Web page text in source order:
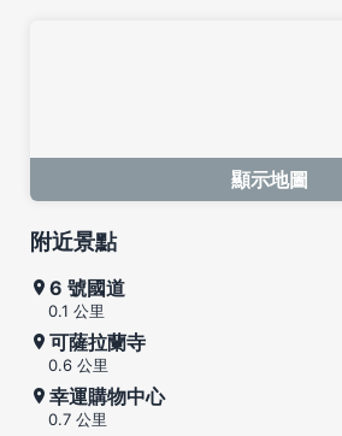
顯示地圖
附近景點
6 號國道
0.1 公里
可薩拉蘭寺
0.6 公里
幸運購物中心
0.7 公里